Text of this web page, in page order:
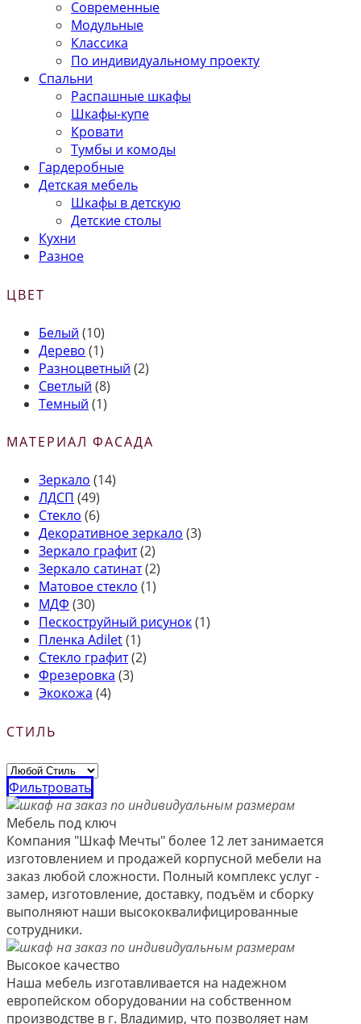
Современные
Модульные
Классика
По индивидуальному проекту
Спальни
Распашные шкафы
Шкафы-купе
Кровати
Тумбы и комоды
Гардеробные
Детская мебель
Шкафы в детскую
Детские столы
Кухни
Разное
ЦВЕТ
Белый (10)
Дерево (1)
Разноцветный (2)
Светлый (8)
Темный (1)
МАТЕРИАЛ ФАСАДА
Зеркало (14)
ЛДСП (49)
Стекло (6)
Декоративное зеркало (3)
Зеркало графит(2)
Зеркало сатинат(2)
Матовое стекло (1)
МДФ (30)
Пескоструйный рисунок(1)
Пленка Adilet(1)
Стекло графит(2)
Фрезеровка (3)
Экокожа (4)
СТИЛЬ
Фильтровать
Мебель под ключ
Компания "Шкаф Мечты" более 12 лет занимается
изготовлением и продажей корпусной мебели на
заказ любой сложности. Полный комплекс услуг -
замер, изготовление, доставку, подъём и сборку
выполняют наши высококвалифицированные
сотрудники.
Высокое качество
Наша мебель изготавливается на надежном
европейском оборудовании на собственном
производстве в г. Владимир, что позволяет нам